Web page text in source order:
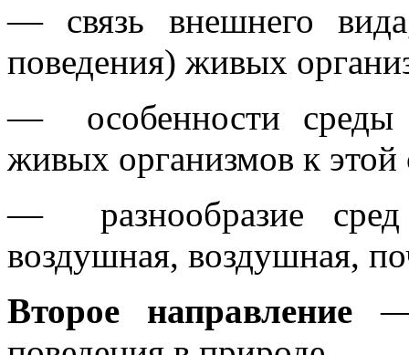
— связь внешнего
поведения) живых
— особенности среды
живых организмов к этой
— разнообразие сред
воздушная, воздушная,
Второе направление —